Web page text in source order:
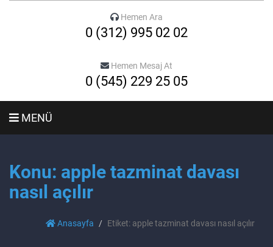
Hemen Ara
0 (312) 995 02 02
Hemen Mesaj At
0 (545) 229 25 05
MENÜ
Konu: apple tazminat davası
nasıl açılır
Anasayfa Etiket: apple tazminat davası nasıl açılır